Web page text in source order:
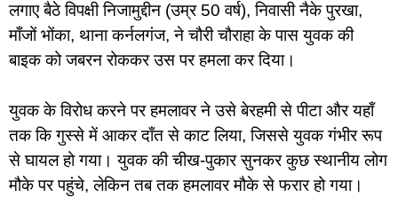
लगाए बैठे विपक्षी निजामुद्दीन (उम्र 50 वर्ष), निवासी नैके पुरखा,
माँजों भोंका, थाना कर्नलगंज, ने चौरी चौराहा के पास युवक की
बाइक को जबरन रोककर उस पर हमला कर दिया।
युवक के विरोध करने पर हमलावर ने उसे बेरहमी से पीटा और यहाँ
तक कि गुस्से में आकर दाँत से काट लिया, जिससे युवक गंभीर रूप
से घायल हो गया। युवक की चीख-पुकार सुनकर कुछ स्थानीय लोग
मौके पर पहुंचे, लेकिन तब तक हमलावर मौके से फरार हो गया।